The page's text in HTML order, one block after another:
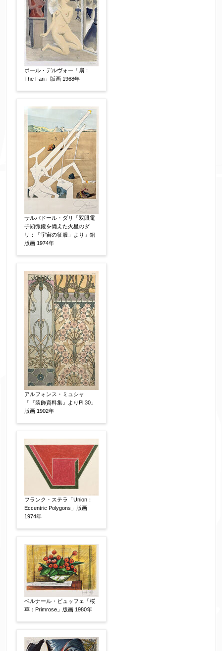
個人情報の取扱いについて、同意の上送信しま
す。（確認画面は表示されません）
同意する 【必須】
↑ 同意頂けましたらチェックを入れてくださ
い。
※データはSSL(Secure Sockets Layer)通信によ
り暗号化して送信されます。
ポール・デルヴォー「扇：
The Fan」版画 1968年
サルバドール・ダリ「双眼電
子顕微鏡を備えた火星のダ
リ：「宇宙の征服」より」銅
版画 1974年
アルフォンス・ミュシャ
「『装飾資料集』よりPl.30」
版画 1902年
フランク・ステラ「Union：
Eccentric Polygons」版画
1974年
ベルナール・ビュッフェ「桜
草：Primrose」版画 1980年